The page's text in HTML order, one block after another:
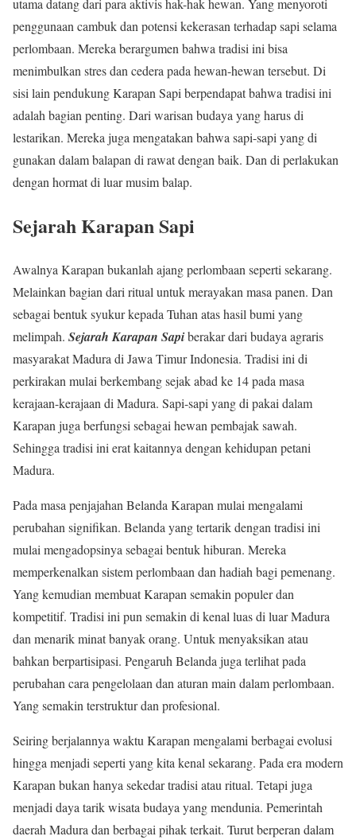
utama datang dari para aktivis hak-hak hewan. Yang menyoroti
penggunaan cambuk dan potensi kekerasan terhadap sapi selama
perlombaan. Mereka berargumen bahwa tradisi ini bisa
menimbulkan stres dan cedera pada hewan-hewan tersebut. Di
sisi lain pendukung Karapan Sapi berpendapat bahwa tradisi ini
adalah bagian penting. Dari warisan budaya yang harus di
lestarikan. Mereka juga mengatakan bahwa sapi-sapi yang di
gunakan dalam balapan di rawat dengan baik. Dan di perlakukan
dengan hormat di luar musim balap.
Sejarah Karapan Sapi
Awalnya Karapan bukanlah ajang perlombaan seperti sekarang.
Melainkan bagian dari ritual untuk merayakan masa panen. Dan
sebagai bentuk syukur kepada Tuhan atas hasil bumi yang
melimpah. Sejarah Karapan Sapiberakar dari budaya agraris
masyarakat Madura di Jawa Timur Indonesia. Tradisi ini di
perkirakan mulai berkembang sejak abad ke 14 pada masa
kerajaan-kerajaan di Madura. Sapi-sapi yang di pakai dalam
Karapan juga berfungsi sebagai hewan pembajak sawah.
Sehingga tradisi ini erat kaitannya dengan kehidupan petani
Madura.
Pada masa penjajahan Belanda Karapan mulai mengalami
perubahan signifikan. Belanda yang tertarik dengan tradisi ini
mulai mengadopsinya sebagai bentuk hiburan. Mereka
memperkenalkan sistem perlombaan dan hadiah bagi pemenang.
Yang kemudian membuat Karapan semakin populer dan
kompetitif. Tradisi ini pun semakin di kenal luas di luar Madura
dan menarik minat banyak orang. Untuk menyaksikan atau
bahkan berpartisipasi. Pengaruh Belanda juga terlihat pada
perubahan cara pengelolaan dan aturan main dalam perlombaan.
Yang semakin terstruktur dan profesional.
Seiring berjalannya waktu Karapan mengalami berbagai evolusi
hingga menjadi seperti yang kita kenal sekarang. Pada era modern
Karapan bukan hanya sekedar tradisi atau ritual. Tetapi juga
menjadi daya tarik wisata budaya yang mendunia. Pemerintah
daerah Madura dan berbagai pihak terkait. Turut berperan dalam